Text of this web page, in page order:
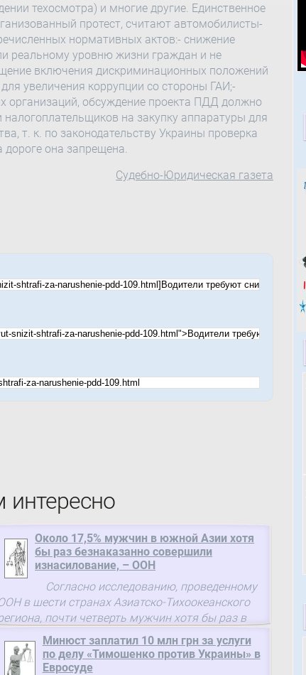
техосмотра) и многие другие. Единственное
протест, считают автомобилисты-
нормативных актов:- снижение
реальному уровню жизни граждан и не
включения дискриминационных положений
увеличения коррупции со стороны ГАИ;-
обсуждение проекта ПДД должно
на закупку аппаратуры для
т. к. по законодательству Украины проверка
дороге она запрещена.
Судебно-Юридическая газета
интересно
Около 17,5% мужчин в южной Азии хотя
бы раз безнаказанно совершили
изнасилование, – ООН
Согласно исследованию, проведенному
в шести странах Азиатско-Тихоокеанского
почти четверть мужчин хотя бы раз в
своей жизни совершали сексуальное насилие,
причем 70% (или 17,5% от ...
Минюст заплатил 10 млн грн за услуги
по делу «Тимошенко против Украины» в
Евросуде